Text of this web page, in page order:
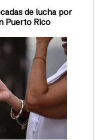
de lucha por
Puerto Rico